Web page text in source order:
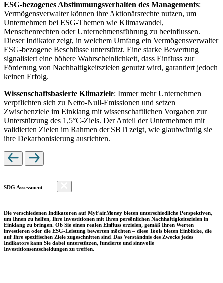
ESG-bezogenes Abstimmungsverhalten des Managements:
Vermögensverwalter können ihre Aktionärsrechte nutzen, um
Unternehmen bei ESG-Themen wie Klimawandel,
Menschenrechten oder Unternehmensführung zu beeinflussen.
Dieser Indikator zeigt, in welchem Umfang ein Vermögensverwalter
ESG-bezogene Beschlüsse unterstützt. Eine starke Bewertung
signalisiert eine höhere Wahrscheinlichkeit, dass Einfluss zur
Förderung von Nachhaltigkeitszielen genutzt wird, garantiert jedoch
keinen Erfolg.
Wissenschaftsbasierte Klimaziele: Immer mehr Unternehmen
verpflichten sich zu Netto-Null-Emissionen und setzen
Zwischenziele im Einklang mit wissenschaftlichen Vorgaben zur
Unterstützung des 1,5°C-Ziels. Der Anteil der Unternehmen mit
validierten Zielen im Rahmen der SBTi zeigt, wie glaubwürdig sie
ihre Dekarbonisierung ausrichten.
SDG Assessment
Die verschiedenen Indikatoren auf MyFairMoney bieten unterschiedliche Perspektiven,
um Ihnen zu helfen, Ihre Investitionen mit Ihren persönlichen Nachhaltigkeitszielen in
Einklang zu bringen. Ob Sie einen realen Einfluss erzielen, gemäß Ihren Werten
investieren oder die ESG-Leistung bewerten möchten – diese Tools bieten Einblicke, die
auf Ihre spezifischen Ziele zugeschnitten sind. Das Verständnis des Zwecks jedes
Indikators kann Sie dabei unterstützen, fundierte und sinnvolle
Investitionsentscheidungen zu treffen.